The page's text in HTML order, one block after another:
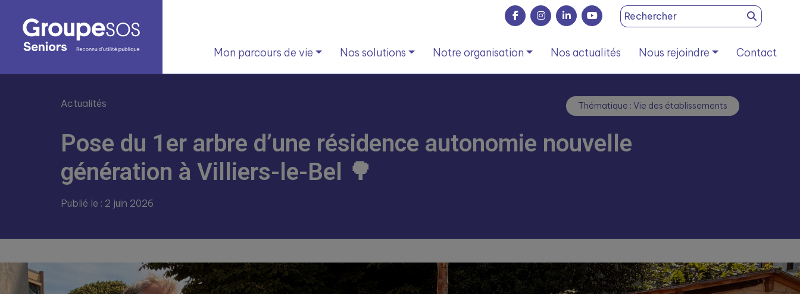
Search
for:
Mon parcours de vie Nos solutions Notre organisation Nos actualités Nous rejoindre Contact
Actualités Thématique : Vie des établissements
Pose du 1er arbre d’une résidence autonomie nouvelle
génération à Villiers-le-Bel 🌳
Publié le : 2 juin 2026